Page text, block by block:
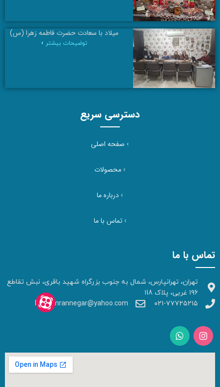
میلاد با سعادت حضرت فاطمه زهرا (س)
توضیحات بیشتر »
دسترسی سریع
› صفحه اصلی
› محصولات
› درباره ما
›تماس با ما
تماس با ما
تهران، تهرانپارس، شمال به جنوب بزرگراه شهید باقری، نبش تقاطع
۱۹۶ غربی، پلاک ۱18
۰۲۱-۷۷۷۲۵۲۱۵
Faraomrannegar@yahoo.com